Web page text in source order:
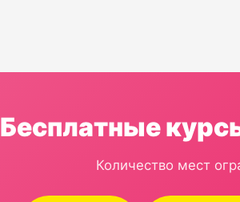
Бесплатные
Количество мест